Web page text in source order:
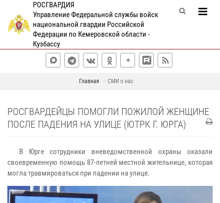
РОСГВАРДИЯ
Управление Федеральной службы войск
национальной гвардии Российской
Федерации по Кемеровской области -
Кузбассу
Главная СМИ о нас
РОСГВАРДЕЙЦЫ ПОМОГЛИ ПОЖИЛОЙ ЖЕНЩИНЕ
ПОСЛЕ ПАДЕНИЯ НА УЛИЦЕ (ЮТРК Г. ЮРГА)
В Юрге сотрудники вневедомственной охраны оказали
своевременную помощь 87-летней местной жительнице, которая
могла травмироваться при падении на улице.